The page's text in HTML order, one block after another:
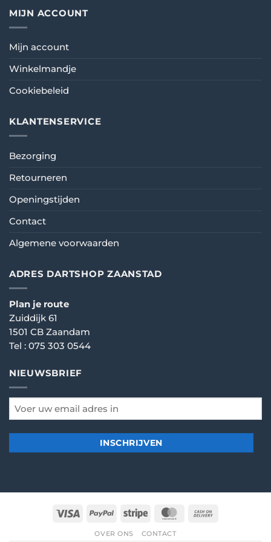
MIJN ACCOUNT
Mijn account
Winkelmandje
Cookiebeleid
KLANTENSERVICE
Bezorging
Retourneren
Openingstijden
Contact
Algemene voorwaarden
ADRES DARTSHOP ZAANSTAD
Plan je route
Zuiddijk 61
1501 CB Zaandam
Tel : 075 303 0544
NIEUWSBRIEF
email
*
Visa PayPal Stripe MasterCard
OVER ONS CONTACT